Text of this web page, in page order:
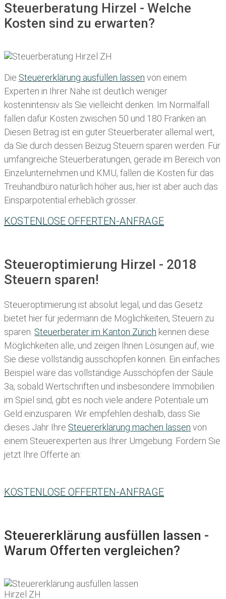
Steuerberatung Hirzel - Welche
Kosten sind zu erwarten?
Die Steuererklärung ausfüllen lassen von einem
Experten in Ihrer Nähe ist deutlich weniger
kostenintensiv als Sie vielleicht denken. Im Normalfall
fallen dafür Kosten zwischen 50 und 180 Franken an.
Diesen Betrag ist ein guter Steuerberater allemal wert,
da Sie durch dessen Beizug Steuern sparen werden. Für
umfangreiche Steuerberatungen, gerade im Bereich von
Einzelunternehmen und KMU, fallen die Kosten für das
Treuhandbüro natürlich höher aus, hier ist aber auch das
Einsparpotential erheblich grösser.
KOSTENLOSE OFFERTEN-ANFRAGE
Steueroptimierung Hirzel - 2018
Steuern sparen!
Steueroptimierung ist absolut legal, und das Gesetz
bietet hier für jedermann die Möglichkeiten, Steuern zu
sparen. Steuerberater im K anton Zürich kennen diese
Möglichkeiten alle, und zeigen Ihnen Lösungen auf, wie
Sie diese vollständig ausschöpfen können. Ein einfaches
Beispiel wäre das vollständige Ausschöpfen der Säule
3a, sobald Wertschriften und insbesondere Immobilien
im Spiel sind, gibt es noch viele andere Potentiale um
Geld einzusparen. Wir empfehlen deshalb, dass Sie
dieses Jahr Ihre Steuererklärung machen lassen von
einem Steuerexperten aus Ihrer Umgebung. Fordern Sie
jetzt Ihre Offerte an:
KOSTENLOSE OFFERTEN-ANFRAGE
Steuererklärung ausfüllen lassen -
Warum Offerten vergleichen?